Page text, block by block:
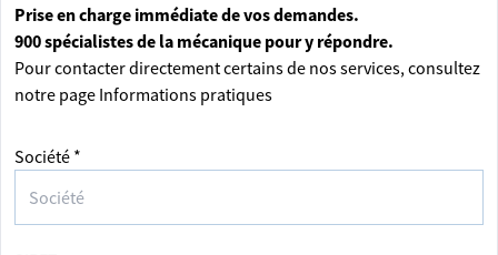
Prise en charge immédiate de vos demandes.
900 spécialistes de la mécanique pour y répondre.
Pour contacter directement certains de nos services, consultez
notre page Informations pratiques
Société *